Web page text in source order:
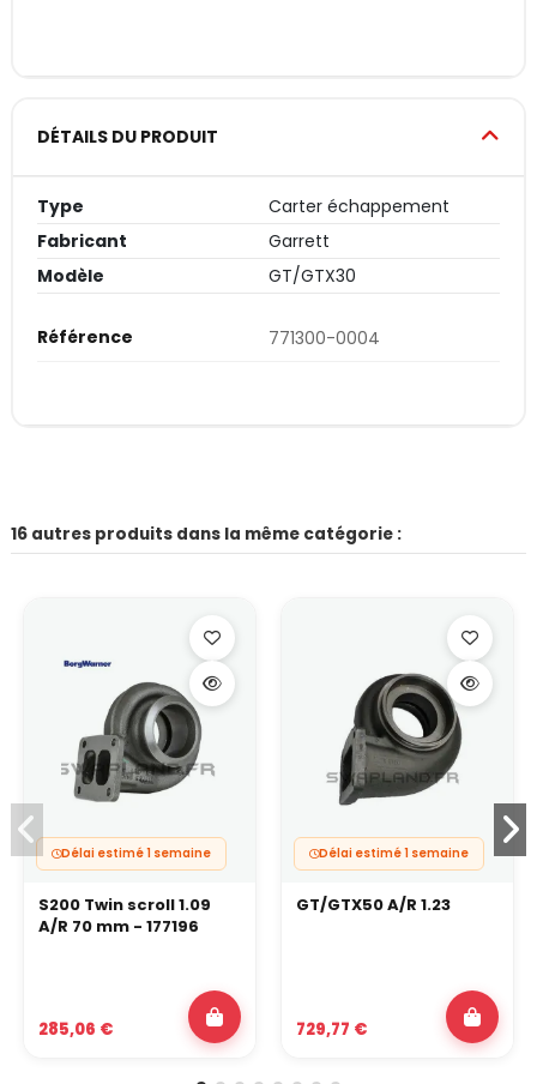
DÉTAILS DU PRODUIT
Type
Carter échappement
Fabricant
Garrett
Modèle
GT/GTX30
Référence 771300-0004
16 autres produits dans la même catégorie :
Délai estimé 1 semaine
S200 Twin scroll 1.09
A/R 70 mm - 177196
285,06 €
Délai estimé 1 semaine
GT/GTX50 A/R 1.23
729,77 €